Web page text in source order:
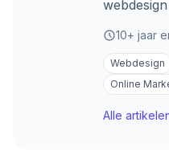
10+ jaar
Webdesign
Online
Alle